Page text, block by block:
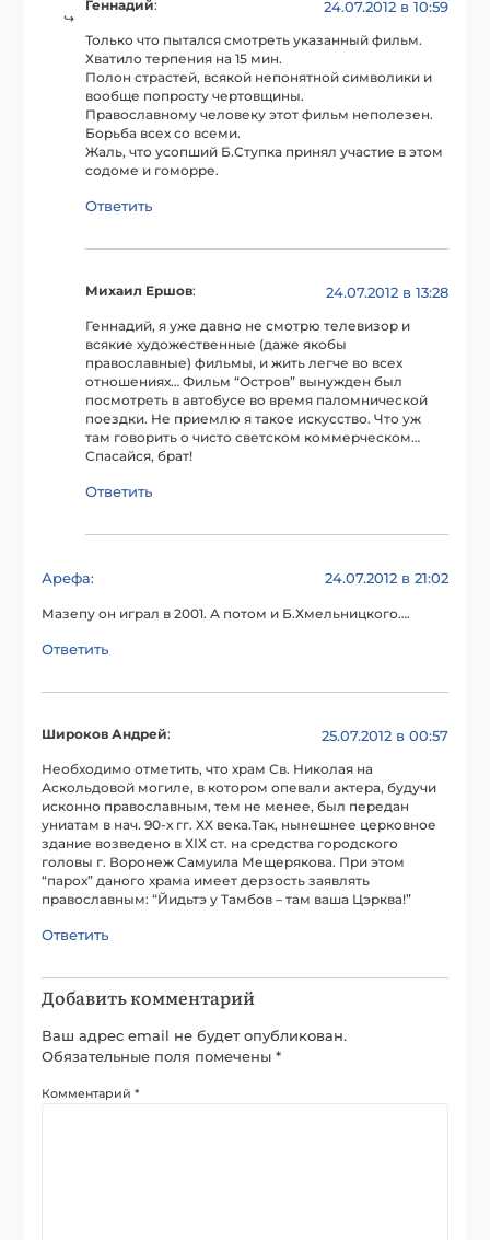
Геннадий: 24.07.2012 в 10:59
Только что пытался смотреть указанный фильм.
Хватило терпения на 15 мин.
Полон страстей, всякой непонятной символики и
вообще попросту чертовщины.
Православному человеку этот фильм неполезен.
Борьба всех со всеми.
Жаль, что усопший Б.Ступка принял участие в этом
содоме и гоморре.
Ответить
Михаил Ершов: 24.07.2012 в 13:28
Геннадий, я уже давно не смотрю телевизор и
всякие художественные (даже якобы
православные) фильмы, и жить легче во всех
отношениях… Фильм “Остров” вынужден был
посмотреть в автобусе во время паломнической
поездки. Не приемлю я такое искусство. Что уж
там говорить о чисто светском коммерческом…
Спасайся, брат!
Ответить
Арефа: 24.07.2012 в 21:02
Мазепу он играл в 2001. А потом и Б.Хмельницкого….
Ответить
Широков Андрей: 25.07.2012 в 00:57
Необходимо отметить, что храм Св. Николая на
Аскольдовой могиле, в котором опевали актера, будучи
исконно православным, тем не менее, был передан
униатам в нач. 90-х гг. ХХ века.Так, нынешнее церковное
здание возведено в ХІХ ст. на средства городского
головы г. Воронеж Самуила Мещерякова. При этом
“парох” даного храма имеет дерзость заявлять
православным: “Йидьтэ у Тамбов – там ваша Цэрква!”
Ответить
Добавить комментарий
Ваш адрес email не будет опубликован.
Обязательные поля помечены*
Комментарий*